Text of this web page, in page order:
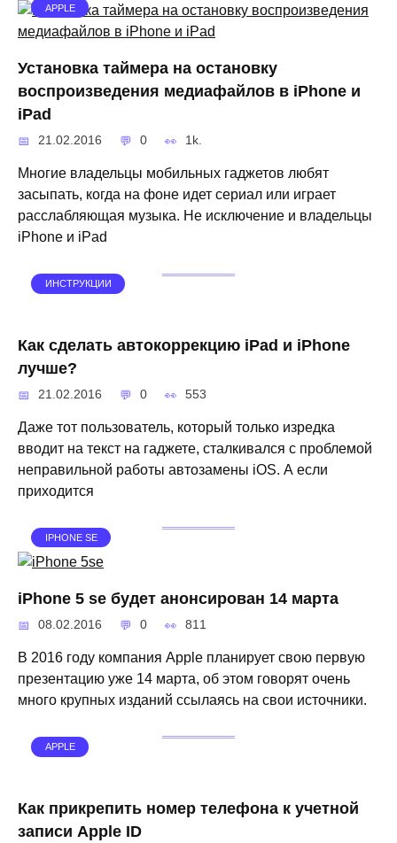
APPLE
Установка таймера на остановку
воспроизведения медиафайлов в iPhone и
iPad
21.02.2016 0 1k.
Многие владельцы мобильных гаджетов любят
засыпать, когда на фоне идет сериал или играет
расслабляющая музыка. Не исключение и владельцы
iPhone и iPad
ИНСТРУКЦИИ
Как сделать автокоррекцию iPad и iPhone
лучше?
21.02.2016 0 553
Даже тот пользователь, который только изредка
вводит на текст на гаджете, сталкивался с проблемой
неправильной работы автозамены iOS. А если
приходится
IPHONE SE
iPhone 5 se будет анонсирован 14 марта
08.02.2016 0 811
В 2016 году компания Apple планирует свою первую
презентацию уже 14 марта, об этом говорят очень
много крупных изданий ссылаясь на свои источники.
APPLE
Как прикрепить номер телефона к учетной
записи Apple ID